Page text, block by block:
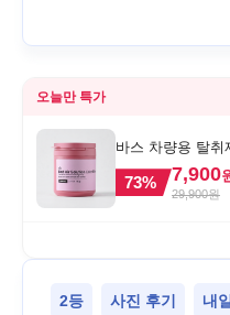
오늘만 특가
바스 차량용 탈
개
73% 7,900
29,900원
2등 사진 후기 내